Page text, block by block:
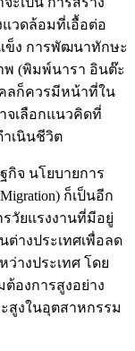
วดล้อมที่เอื้อต่อ
ข็ง การพัฒนาทักษะ
พ (พิมพ์นารา อินต๊ะ
คลก็ควรมีหน้าที่ใน
จเลือกแนวคิดที่
ำเนินชีวิต
กิจ นโยบายการ
ก็เป็นอีก
วัยแรงงานที่มีอยู่
ต่างประเทศเพื่อลด
างประเทศ โดย
องการสูงอย่าง
สูงในอุตสาหกรรม